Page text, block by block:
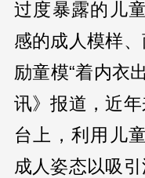
过度暴露的儿
感的成人模样
励童模“着内衣
讯》报道，近
台上，利用儿
成人姿态以吸